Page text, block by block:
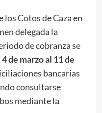
Cotos de Caza en
delegada la
de cobranza se
4 de marzo al 11 de
bancarias
consultarse
mediante la